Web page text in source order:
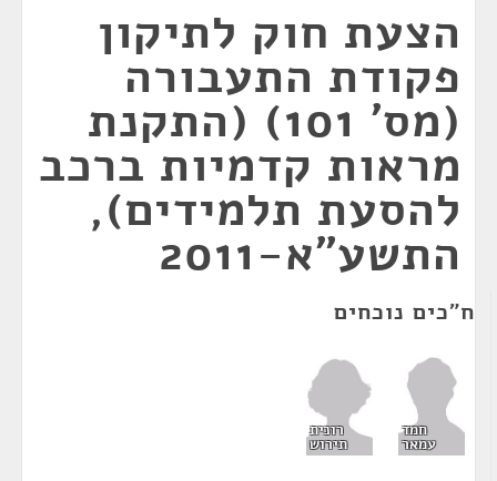
הצעת חוק לתיקון
פקודת התעבורה
(מס' 101) (התקנת
מראות קדמיות ברכב
להסעת תלמידים),
התשע"א-2011
ח"כים נוכחים
חמד
עמאר
רונית
תירוש